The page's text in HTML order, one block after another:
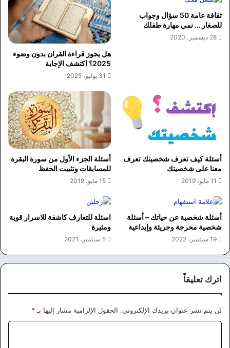
ثقافة عامة 50 سؤال وجواب
للصغار … نمي مهارة طفلك
28 ديسمبر، 2020
هل يجوز قراءة القران بدون وضوء
2025؟ اكتشف الإجابة
31 يوليو، 2025
أسئلة كيف تعرف شخصيتك تعرف
معنا على شخصيتك
11 مايو، 2019
أسئلة الجزء الأول من سورة البقرة
للمسابقات وتثبيت الحفظ
15 مايو، 2019
أسئلة شخصية عن حياتك – أسئلة
شخصية محرجة وجريئة وإبداعية
19 سبتمبر، 2022
اسئلة للتعارف كاشفة للاسرار قوية
ومثيرة
5 سبتمبر، 2021
اترك تعليقاً
لن يتم نشر عنوان بريدك الإلكتروني. الحقول الإلزامية مشار إليها بـ*